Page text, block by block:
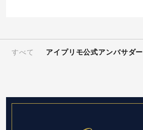
すべて アイプリモ公式アンバサダー